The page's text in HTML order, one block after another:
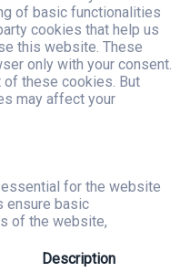
of basic functionalities
cookies that help us
this website. These
only with your consent.
of these cookies. But
may affect your
for the website
ensure basic
of the website,
Description